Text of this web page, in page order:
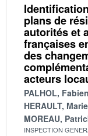
plans de
autorités et
françaises
des
acteurs
PALHOL, Fabien
HERAULT,
MOREAU,
INSPECTION